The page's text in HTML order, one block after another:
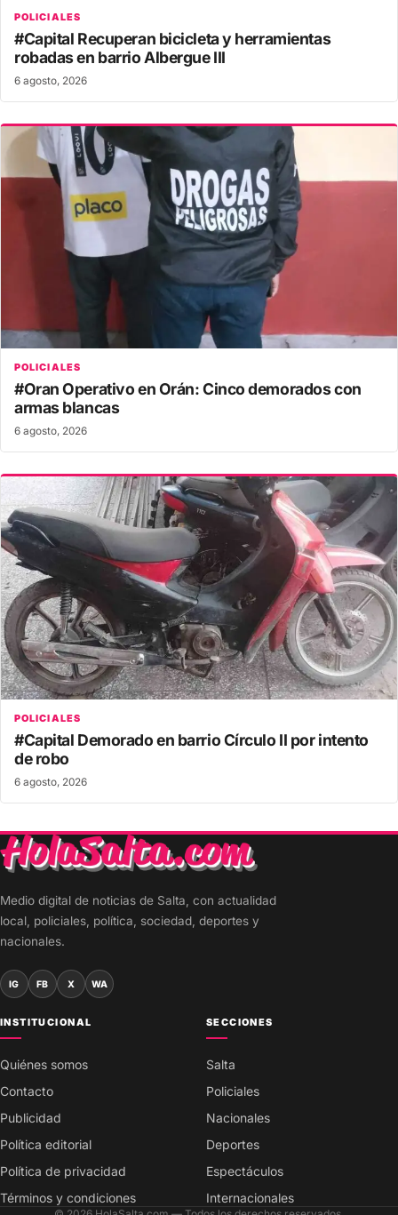
POLICIALES
#Capital Recuperan bicicleta y herramientas
robadas en barrio Albergue III
6 agosto, 2026
POLICIALES
#Oran Operativo en Orán: Cinco demorados con
armas blancas
6 agosto, 2026
POLICIALES
#Capital Demorado en barrio Círculo II por intento
de robo
6 agosto, 2026
Medio digital de noticias de Salta, con actualidad
local, policiales, política, sociedad, deportes y
nacionales.
IG FB X WA
INSTITUCIONAL
Quiénes somos
Contacto
Publicidad
Política editorial
Política de privacidad
Términos y condiciones
SECCIONES
Salta
Policiales
Nacionales
Deportes
Espectáculos
Internacionales